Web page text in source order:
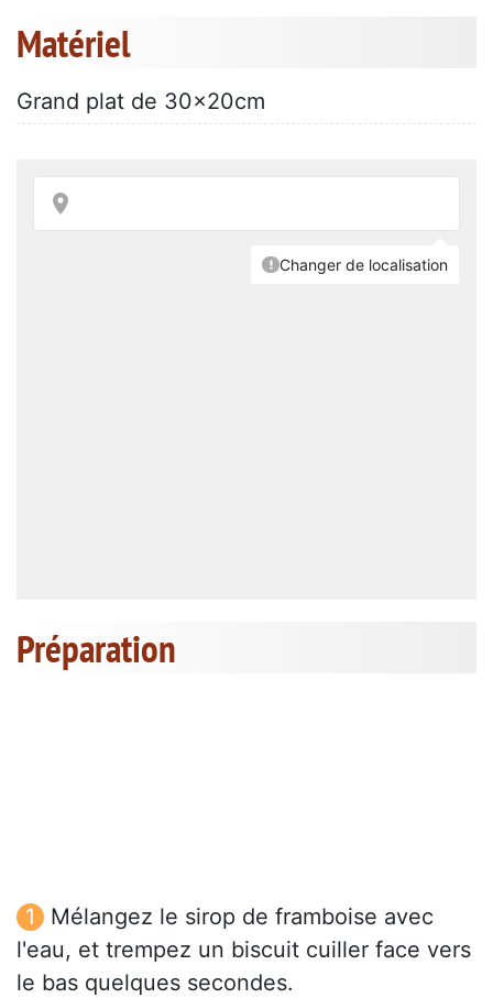
Matériel
Grand plat de 30x20cm
Préparation
Mélangez le sirop de framboise avec
l'eau, et trempez un biscuit cuiller face vers
le bas quelques secondes.